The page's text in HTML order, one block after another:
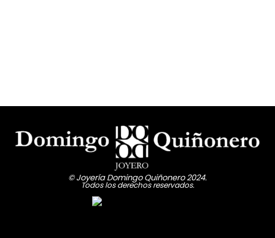
© Joyería Domingo Quiñonero 2024.
Todos los derechos reservados.